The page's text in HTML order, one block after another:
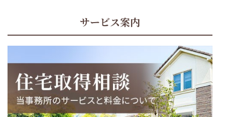
サービス案内